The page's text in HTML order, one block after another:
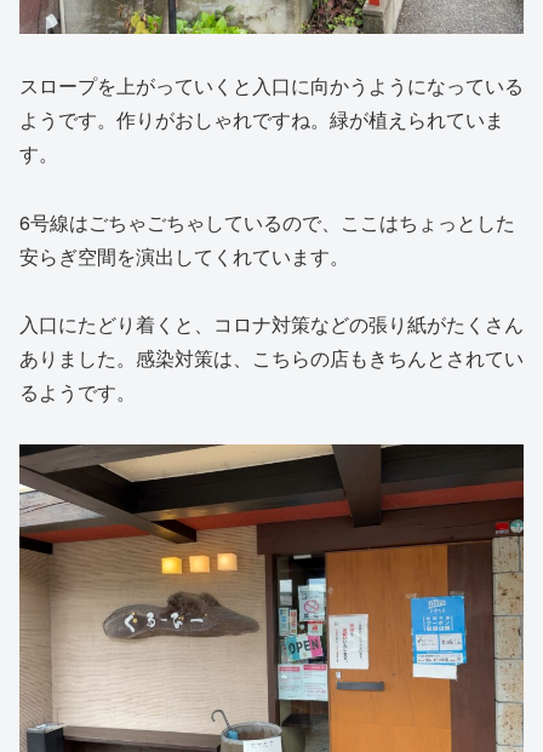
スロープを上がっていくと入口に向かうようになっている
ようです。作りがおしゃれですね。緑が植えられていま
す。
6号線はごちゃごちゃしているので、ここはちょっとした
安らぎ空間を演出してくれています。
入口にたどり着くと、コロナ対策などの張り紙がたくさん
ありました。感染対策は、こちらの店もきちんとされてい
るようです。